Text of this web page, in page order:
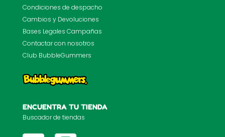
Condiciones de despacho
Cambios y Devoluciones
Bases Legales Campañas
Contactar con nosotros
Club BubbleGummers
ENCUENTRA TU TIENDA
Buscador de tiendas